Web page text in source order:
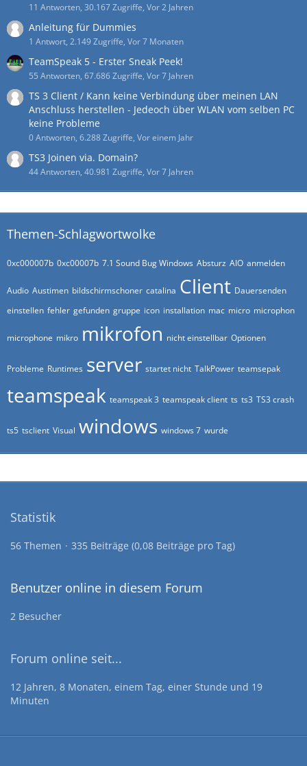
11 Antworten, 30.167 Zugriffe, Vor 2 Jahren
Anleitung für Dummies
1 Antwort, 2.149 Zugriffe, Vor 7 Monaten
TeamSpeak 5 - Erster Sneak Peek!
55 Antworten, 67.686 Zugriffe, Vor 7 Jahren
TS 3 Client / Kann keine Verbindung über meinen LAN
Anschluss herstellen - Jedeoch über WLAN vom selben PC
keine Probleme
0 Antworten, 6.288 Zugriffe, Vor einem Jahr
TS3 Joinen via. Domain?
44 Antworten, 40.981 Zugriffe, Vor 7 Jahren
Themen-Schlagwortwolke
0xc000007b 0xc00007b 7.1 Sound Bug Windows Absturz AIO anmelden
Audio Austimen bildschirmschoner catalina Client Dauersenden
einstellen fehler gefunden gruppe icon installation mac micro microphon
microphone mikro mikrofon nicht einstellbar Optionen
Probleme Runtimes server startet nicht TalkPower teamsepak
teamspeak teamspeak 3 teamspeak client ts ts3 TS3 crash
ts5 tsclient Visual windows windows 7 wurde
Statistik
56 Themen 335 Beiträge (0,08 Beiträge pro Tag)
Benutzer online in diesem Forum
2 Besucher
Forum online seit...
12 Jahren, 8 Monaten, einem Tag, einer Stunde und 19
Minuten